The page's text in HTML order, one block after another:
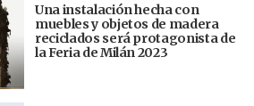
Una instalación hecha con
muebles y objetos de madera
reciclados será protagonista de
la Feria de Milán 2023